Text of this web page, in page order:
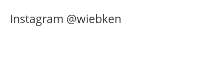
Instagram @wiebken